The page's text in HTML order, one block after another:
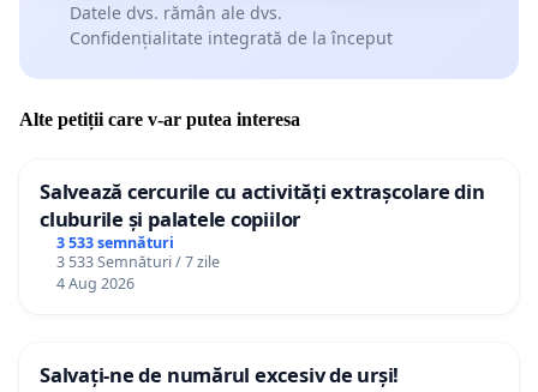
Datele dvs. rămân ale dvs.
Confidențialitate integrată de la început
Alte petiții care v-ar putea interesa
Salvează cercurile cu activități extrașcolare din
cluburile și palatele copiilor
3 533 semnături
3 533 Semnături / 7 zile
4 Aug 2026
Salvați-ne de numărul excesiv de urși!